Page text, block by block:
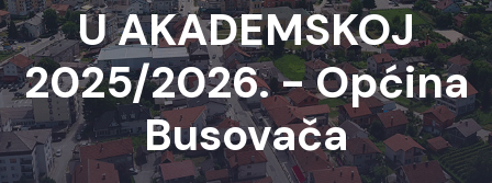
U AKADEMSKOJ
2025/2026. - Općina
Busovača